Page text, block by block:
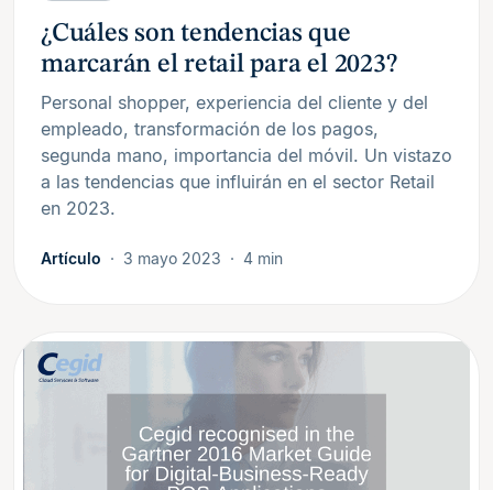
¿Cuáles son tendencias que
marcarán el retail para el 2023?
Personal shopper, experiencia del cliente y del
empleado, transformación de los pagos,
segunda mano, importancia del móvil. Un vistazo
a las tendencias que influirán en el sector Retail
en 2023.
Artículo 3 mayo 2023 4 min